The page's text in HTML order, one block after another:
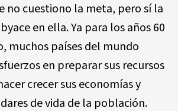
no cuestiono la meta, pero sí la
en ella. Ya para los años 60
muchos países del mundo
en preparar sus recursos
crecer sus economías y
de vida de la población.